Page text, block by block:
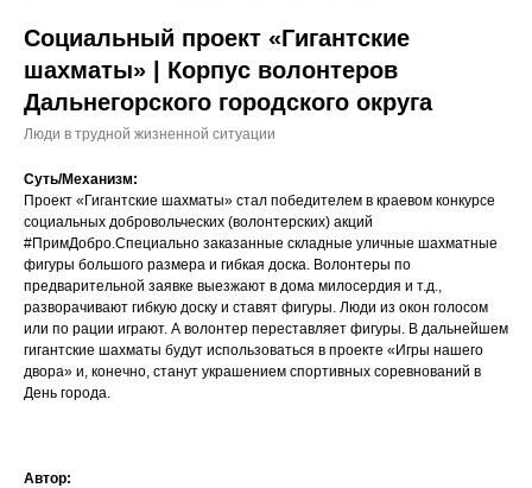
Социальный проект «Гигантские
шахматы» | Корпус волонтеров
Дальнегорского городского округа
Люди в трудной жизненной ситуации
Суть/Механизм:
Проект «Гигантские шахматы» стал победителем в краевом конкурсе
социальных добровольческих (волонтерских) акций
#ПримДобро.Специально заказанные складные уличные шахматные
фигуры большого размера и гибкая доска. Волонтеры по
предварительной заявке выезжают в дома милосердия и т.д.,
разворачивают гибкую доску и ставят фигуры. Люди из окон голосом
или по рации играют. А волонтер переставляет фигуры. В дальнейшем
гигантские шахматы будут использоваться в проекте «Игры нашего
двора» и, конечно, станут украшением спортивных соревнований в
День города.
Автор: